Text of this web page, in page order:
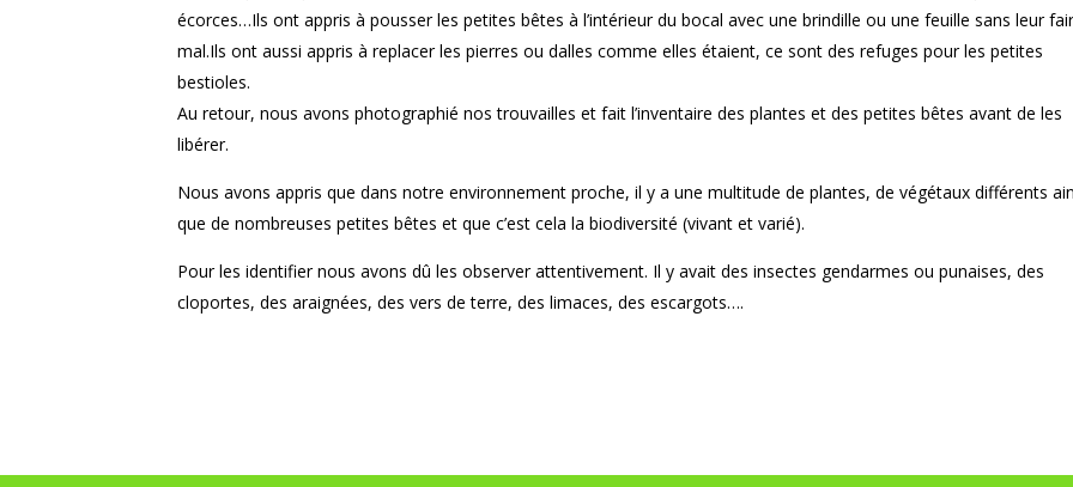
écorces…Ils ont appris à pousser les petites bêtes à l’intérieur du bocal avec une brindille ou une feuille sans leur
mal.Ils ont aussi appris à replacer les pierres ou dalles comme elles étaient, ce sont des refuges pour les petites
bestioles.
Au retour, nous avons photographié nos trouvailles et fait l’inventaire des plantes et des petites bêtes avant de les
libérer.
Nous avons appris que dans notre environnement proche, il y a une multitude de plantes, de végétaux différents
que de nombreuses petites bêtes et que c’est cela la biodiversité (vivant et varié).
Pour les identifier nous avons dû les observer attentivement. Il y avait des insectes gendarmes ou punaises, des
cloportes, des araignées, des vers de terre, des limaces, des escargots….